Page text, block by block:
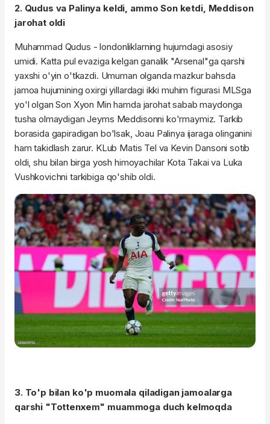
2. Qudus va Palinya keldi, ammo Son ketdi, Meddison
jarohat oldi
Muhammad Qudus - londonliklarning hujumdagi asosiy
umidi. Katta pul evaziga kelgan ganalik "Arsenal"ga qarshi
yaxshi o'yin o'tkazdi. Umuman olganda mazkur bahsda
jamoa hujumining oxirgi yillardagi ikki muhim figurasi MLSga
yo'l olgan Son Xyon Min hamda jarohat sabab maydonga
tusha olmaydigan Jeyms Meddisonni ko'rmaymiz. Tarkib
borasida gapiradigan bo'lsak, Joau Palinya ijaraga olinganini
ham takidlash zarur. KLub Matis Tel va Kevin Dansoni sotib
oldi, shu bilan birga yosh himoyachilar Kota Takai va Luka
Vushkovichni tarkibiga qo'shib oldi.
3. To'p bilan ko'p muomala qiladigan jamoalarga
qarshi "Tottenxem" muammoga duch kelmoqda